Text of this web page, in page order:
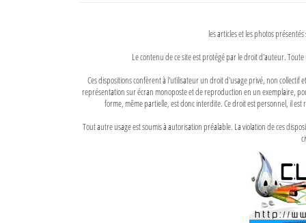
les articles et les photos
Le contenu de ce site est protégé par le droit d'auteur.
Ces dispositions confèrent à l'utilisateur un droit d'usage privé, non
représentation sur écran monoposte et de reproduction en un exemplaire,
forme, même partielle, est donc interdite. Ce droit est personnel, il
Tout autre usage est soumis à autorisation préalable. La violation de ces